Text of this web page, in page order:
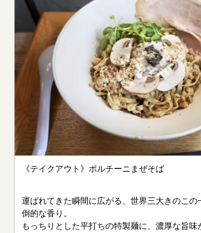
《テイクアウト》ポルチーニまぜそば
運ばれてきた瞬間に広がる、世界三大きのこ
倒的な香り。
もっちりとした平打ちの特製麺に、濃厚な旨